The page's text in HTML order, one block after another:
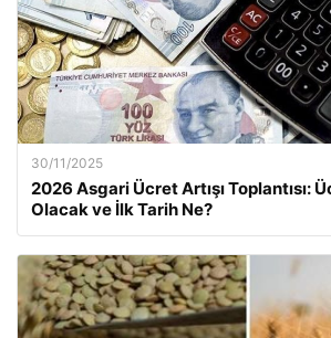
30/11/2025
2026 Asgari Ücret Artışı Toplantısı:
Olacak ve İlk Tarih Ne?